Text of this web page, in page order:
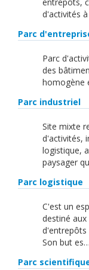
中文
English
d'activités
Parc
Parc
des
homogène
Parc industriel
Site mixte
d'activités,
logistique,
paysager
Parc logistique
C'est un
destiné
d'entrepôts
Son but es…
Parc